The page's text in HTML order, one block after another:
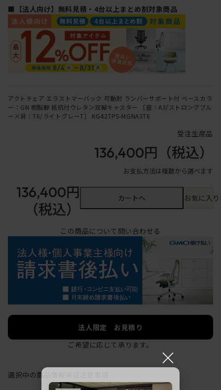
■【法人向け】無料見積・4台以上まとめ割対象商品
アクトチェア エラストマーバック 可動肘 ランバーサポート付 ベースカラ
ー：GN 樹脂脚 抵抗付ウレタン双輪キャスター ［座：A3/ストロングブル
ー×背：T6/ライトグレーT］ KG427PS-MGNA3T6
受注生産品
136,400円 （税込）
お支払方法は複数から選べます
136,400円
（税込）
カートへ お気に入
この商品について問い合わせる
法人限定 お見積り
ご希望に応じて承ります。
選択中の商品情報
×